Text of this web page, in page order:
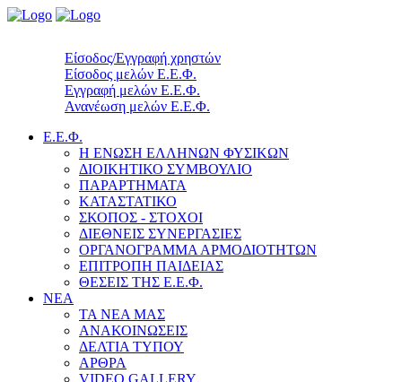
Είσοδος/Εγγραφή χρηστών
Είσοδος μελών Ε.Ε.Φ.
Εγγραφή μελών Ε.Ε.Φ.
Ανανέωση μελών Ε.Ε.Φ.
Ε.Ε.Φ.
Η ΕΝΩΣΗ ΕΛΛΗΝΩΝ ΦΥΣΙΚΩΝ
ΔΙΟΙΚΗΤΙΚΟ ΣΥΜΒΟΥΛΙΟ
ΠΑΡΑΡΤΗΜΑΤΑ
ΚΑΤΑΣΤΑΤΙΚΟ
ΣΚΟΠΟΣ - ΣΤΟΧΟΙ
ΔΙΕΘΝΕΙΣ ΣΥΝΕΡΓΑΣΙΕΣ
ΟΡΓΑΝΟΓΡΑΜΜΑ ΑΡΜΟΔΙΟΤΗΤΩΝ
ΕΠΙΤΡΟΠΗ ΠΑΙΔΕΙΑΣ
ΘΕΣΕΙΣ ΤΗΣ Ε.Ε.Φ.
ΝΕΑ
ΤΑ ΝΕΑ ΜΑΣ
ΑΝΑΚΟΙΝΩΣΕΙΣ
ΔΕΛΤΙΑ ΤΥΠΟΥ
ΑΡΘΡΑ
VIDEO GALLERY